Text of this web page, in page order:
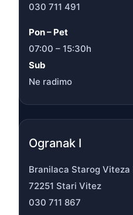
030 711 491
Pon – Pet
07:00 – 15:30h
Sub
Ne radimo
Ogranak I
Branilaca Starog Viteza
72251 Stari Vitez
030 711 867